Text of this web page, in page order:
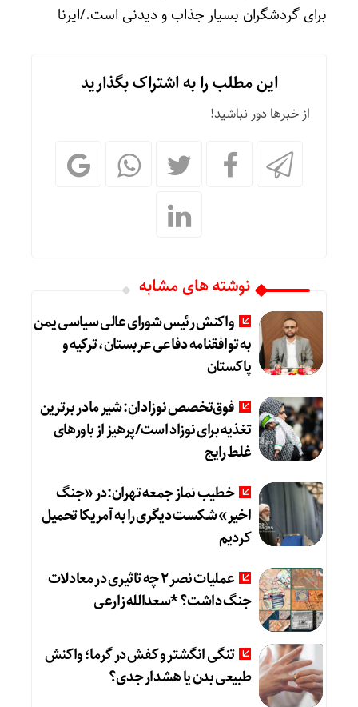
برای گردشگران بسیار جذاب و دیدنی است./ایرنا
این مطلب را به اشتراک بگذارید
از خبرها دور نباشید!
نوشته های مشابه
واکنش رئیس شورای عالی سیاسی یمن
به توافقنامه دفاعی عربستان، ترکیه و
پاکستان
فوق‌تخصص نوزادان: شیر مادر برترین
تغذیه برای نوزاد است/پرهیز از باورهای
غلط رایج
خطیب نماز جمعه تهران:در «جنگ
اخیر» شکست دیگری را به آمریکا تحمیل
کردیم
عملیات نصر ۲ چه تاثیری در معادلات
جنگ داشت؟ *سعدالله زارعی
تنگی انگشتر و کفش در گرما؛ واکنش
طبیعی بدن یا هشدار جدی؟